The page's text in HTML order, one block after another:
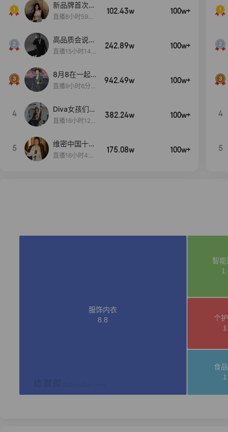
新品牌首次大
上新
直播8小时59分
102.43w 100w+
高品质会说
话….
直播15小时14
242.89w 100w+
8月8在一起
生日献礼盛典
直播9小时6分1
942.49w 100w+
4
Diva女孩们集
合啦~意大利
直播16小时12
382.24w 100w+
5
维密中国十周
年 与你如此
直播16小时48
175.08w 100w+
4
5